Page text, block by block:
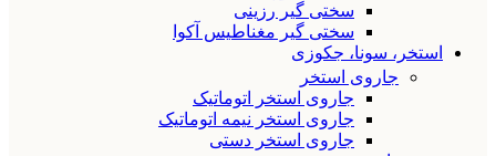
سختی گیر رزینی
سختی گیر مغناطیس آکوا
استخر، سونا، جکوزی
جاروی استخر
جاروی استخر اتوماتیک
جاروی استخر نیمه اتوماتیک
جاروی استخر دستی